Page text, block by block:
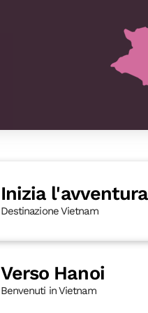
Inizia
Destinazione Vietnam
Verso Hanoi
Benvenuti in Vietnam